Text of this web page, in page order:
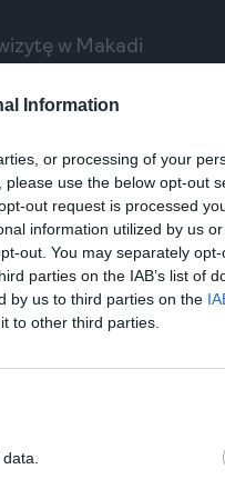
Information
or processing of your
use the below opt-out
out request is processed
information utilized by us
out. You may separately
parties on the IAB’s list of
by us to third parties on the
to other third parties.
w Makadi
warunki
sposobem
podróż
z innych
transport do
taksówek.
zakątki